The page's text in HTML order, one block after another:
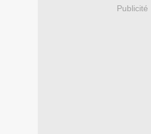
Publicité